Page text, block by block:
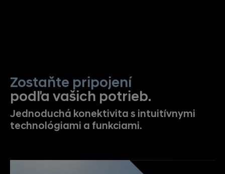
Zostaňte pripojení
podľa vašich potrieb.
Jednoduchá konektivita s intuitívnymi
technológiami a funkciami.